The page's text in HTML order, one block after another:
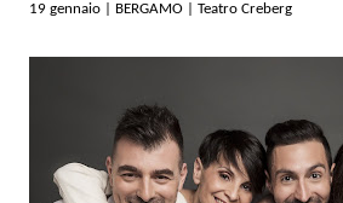
19 gennaio | BERGAMO | Teatro Creberg